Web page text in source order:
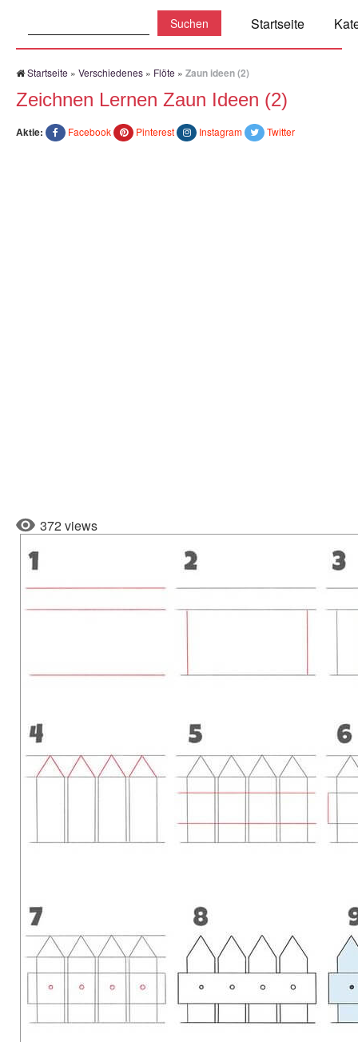
Startseite
Startseite » Verschiedenes » Flöte » Zaun ideen (2)
Zeichnen Lernen Zaun Ideen (2)
Aktie: Facebook Pinterest Instagram Twitter
372 views